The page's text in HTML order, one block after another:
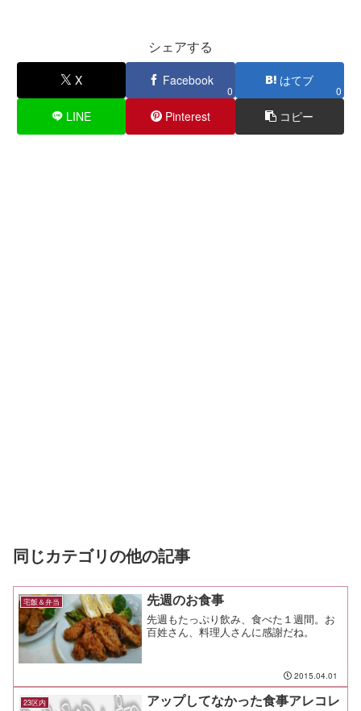
シェアする
X Facebook
0
はてブ
0
LINE Pinterest コピー
同じカテゴリの他の記事
宅飯＆弁当 先週のお食事
先週もたっぷり飲み、食べた１週間。お
百姓さん、料理人さんに感謝だね。
2015.04.01
23区内 アップしてなかった食事アレコレ